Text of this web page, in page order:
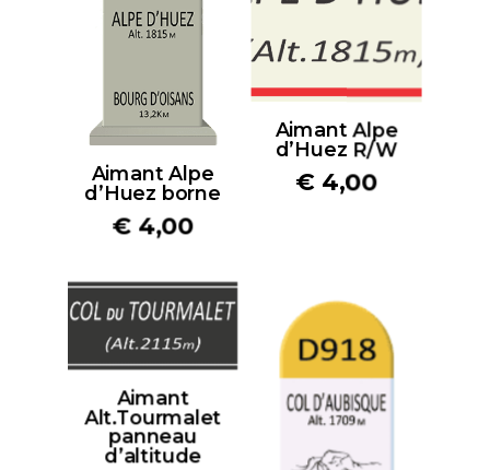
Aimant Alpe
d’Huez borne
€ 4,00
Aimant Alpe
d’Huez R/W
€ 4,00
Aimant
Alt.Tourmalet
panneau
d’altitude